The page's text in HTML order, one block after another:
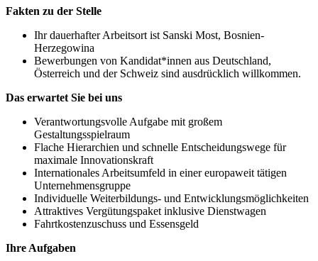
Fakten zu der Stelle
Ihr dauerhafter Arbeitsort ist Sanski Most, Bosnien-
Herzegowina
Bewerbungen von Kandidat*innen aus Deutschland,
Österreich und der Schweiz sind ausdrücklich willkommen.
Das erwartet Sie bei uns
Verantwortungsvolle Aufgabe mit großem
Gestaltungsspielraum
Flache Hierarchien und schnelle Entscheidungswege für
maximale Innovationskraft
Internationales Arbeitsumfeld in einer europaweit tätigen
Unternehmensgruppe
Individuelle Weiterbildungs- und Entwicklungsmöglichkeiten
Attraktives Vergütungspaket inklusive Dienstwagen
Fahrtkostenzuschuss und Essensgeld
Ihre Aufgaben